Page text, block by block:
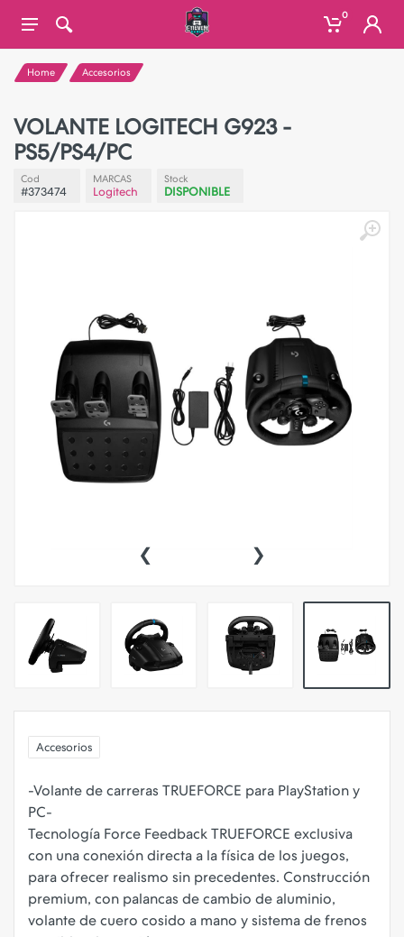
0
Home Accesorios
VOLANTE LOGITECH G923 -
PS5/PS4/PC
Cod
#373474
MARCAS
Logitech
Stock
DISPONIBLE
‹ ›
Accesorios
-Volante de carreras TRUEFORCE para PlayStation y
PC-
Tecnología Force Feedback TRUEFORCE exclusiva
con una conexión directa a la física de los juegos,
para ofrecer realismo sin precedentes. Construcción
premium, con palancas de cambio de aluminio,
volante de cuero cosido a mano y sistema de frenos